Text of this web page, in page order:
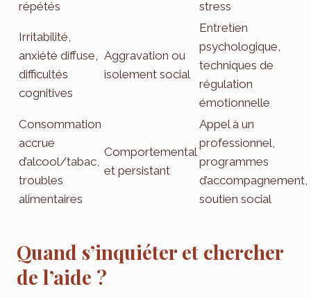
répétés
stress
Irritabilité,
anxiété diffuse,
difficultés
cognitives
Aggravation ou
isolement social
Entretien
psychologique,
techniques de
régulation
émotionnelle
Consommation
accrue
d’alcool/tabac,
troubles
alimentaires
Comportemental
et persistant
Appel à un
professionnel,
programmes
d’accompagnement,
soutien social
Quand s’inquiéter et chercher
de l’aide ?